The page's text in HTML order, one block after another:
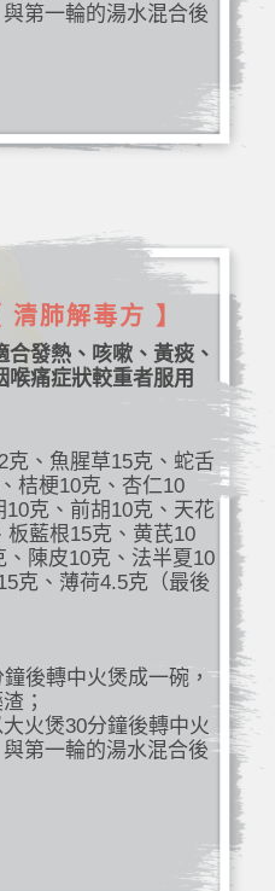
第一輪的湯水混合後
清肺解毒方 】
合發熱、咳嗽、黃痰、
喉痛症狀較重者服用
克、魚腥草15克、蛇舌
桔梗10克、杏仁10
克、前胡10克、天花
板藍根15克、黄芪10
陳皮10克、法半夏10
克、薄荷4.5克（最後
後轉中火煲成一碗，
；
火煲30分鐘後轉中火
第一輪的湯水混合後